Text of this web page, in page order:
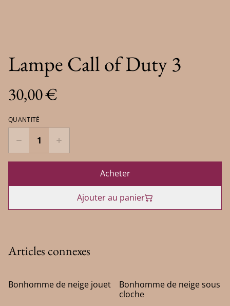
Lampe Call of Duty 3
30,00 €
QUANTITÉ
Acheter
Ajouter au panier
Articles connexes
Bonhomme de neige jouet
Bonhomme de neige sous
cloche